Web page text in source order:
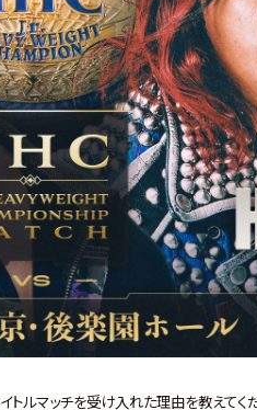
トルマッチを受け入れた理由を教えてく